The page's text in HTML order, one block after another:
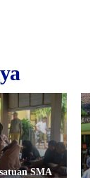
SMA